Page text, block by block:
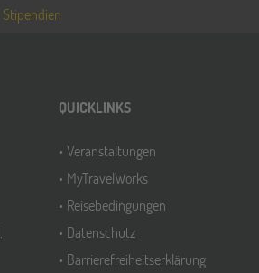
Stipendien
QUICKLINKS
Veranstaltungen
MyTravelWorks
Reisebedingungen
Datenschutz
Barrierefreiheitserklärung